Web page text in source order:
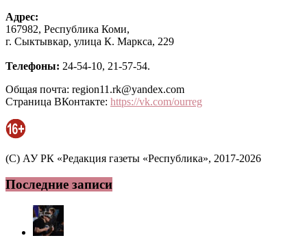
Адрес:
167982, Республика Коми,
г. Сыктывкар, улица К. Маркса, 229
Телефоны: 24-54-10, 21-57-54.
Общая почта: region11.rk@yandex.com
Страница ВКонтакте: https://vk.com/ourreg
(C) АУ РК «Редакция газеты «Республика», 2017-2026
Последние записи